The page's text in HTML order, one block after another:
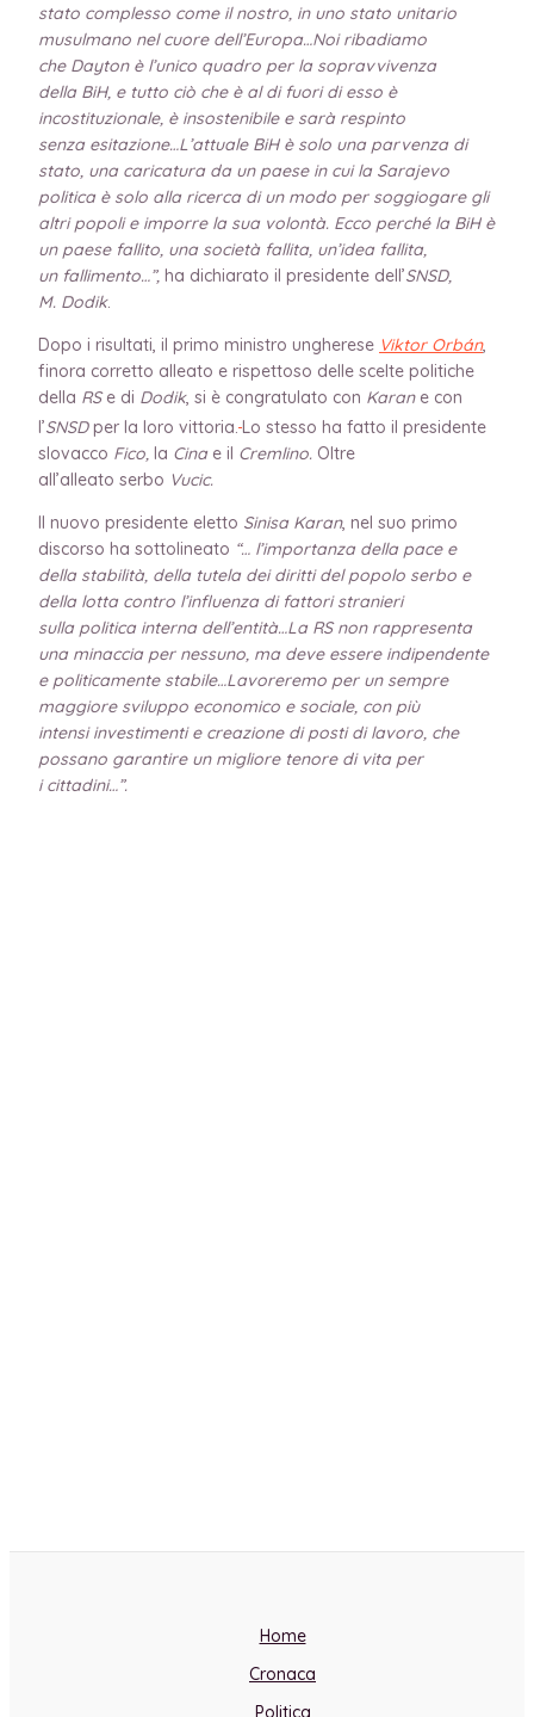
stato complesso come il nostro, in uno stato unitario
musulmano nel cuore dell’Europa…Noi ribadiamo
che Dayton è l’unico quadro per la sopravvivenza
della BiH, e tutto ciò che è al di fuori di esso è
incostituzionale, è insostenibile e sarà respinto
senza esitazione…L’attuale BiH è solo una parvenza di
stato, una caricatura da un paese in cui la Sarajevo
politica è solo alla ricerca di un modo per soggiogare gli
altri popoli e imporre la sua volontà. Ecco perché la BiH è
un paese fallito, una società fallita, un’idea fallita,
un fallimento…”, ha dichiarato il presidente dell’SNSD,
M. Dodik.
Dopo i risultati, il primo ministro ungherese Viktor Orbán,
finora corretto alleato e rispettoso delle scelte politiche
della RSe di Dodik, si è congratulato con Karane con
l’SNSDper la loro vittoria. Lo stesso ha fatto il presidente
slovacco Fico, la Cinae il Cremlino. Oltre
all’alleato serbo Vucic.
Il nuovo presidente eletto Sinisa Karan, nel suo primo
discorso ha sottolineato “… l’importanza della pace e
della stabilità, della tutela dei diritti del popolo serbo e
della lotta contro l’influenza di fattori stranieri
sulla politica interna dell’entità…La RS non rappresenta
una minaccia per nessuno, ma deve essere indipendente
e politicamente stabile…Lavoreremo per un sempre
maggiore sviluppo economico e sociale, con più
intensi investimenti e creazione di posti di lavoro, che
possano garantire un migliore tenore di vita per
i cittadini…”.
Home
Cronaca
Politica